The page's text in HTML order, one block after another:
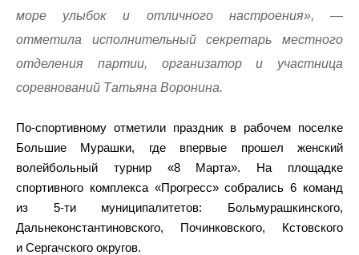
море улыбок и отличного настроения», —
отметила исполнительный секретарь местного
отделения партии, организатор и участница
соревнований Татьяна Воронина.
По-спортивному отметили праздник в рабочем поселке
Большие Мурашки, где впервые прошел женский
волейбольный турнир «8 Марта». На площадке
спортивного комплекса «Прогресс» собрались 6 команд
из 5-ти муниципалитетов: Больмурашкинского,
Дальнеконстантиновского, Починковского, Кстовского
и Сергачского округов.